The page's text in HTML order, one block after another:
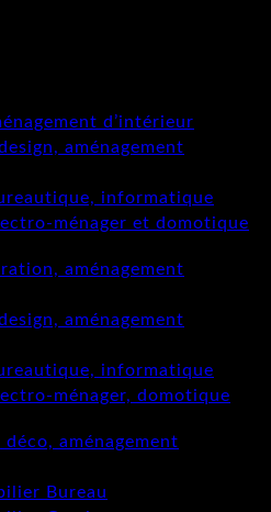
d’intérieur
aménagement
informatique
ménager et domotique
aménagement
aménagement
informatique
ménager, domotique
aménagement
Bureau